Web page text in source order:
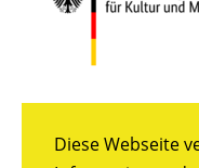
Diese Webseite